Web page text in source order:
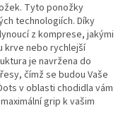
Tyto ponožky
technologiích. Díky
z komprese, jakými
krve nebo rychlejší
je navržena do
čímž se budou Vaše
v oblasti chodidla vám
grip k vašim